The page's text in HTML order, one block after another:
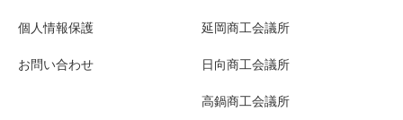
個人情報保護
お問い合わせ
延岡商工会議所
日向商工会議所
高鍋商工会議所